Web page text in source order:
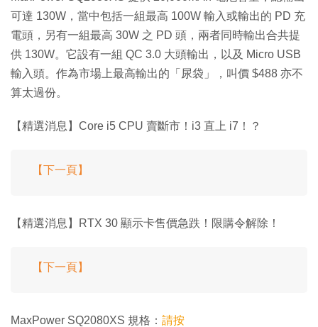
可達 130W，當中包括一組最高 100W 輸入或輸出的 PD 充
電頭，另有一組最高 30W 之 PD 頭，兩者同時輸出合共提
供 130W。它設有一組 QC 3.0 大頭輸出，以及 Micro USB
輸入頭。作為市場上最高輸出的「尿袋」，叫價 $488 亦不
算太過份。
【精選消息】Core i5 CPU 賣斷市！i3 直上 i7！？
【下一頁】
【精選消息】RTX 30 顯示卡售價急跌！限購令解除！
【下一頁】
MaxPower SQ2080XS 規格： 請按